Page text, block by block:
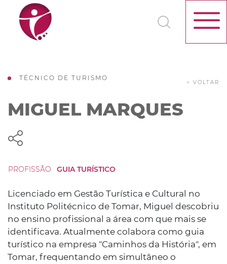
TÉCNICO DE TURISMO
< VOLTAR
MIGUEL MARQUES
PROFISSÃO GUIA TURÍSTICO
Licenciado em Gestão Turística e Cultural no
Instituto Politécnico de Tomar, Miguel descobriu
no ensino profissional a área com que mais se
identificava. Atualmente colabora como guia
turístico na empresa "Caminhos da História", em
Tomar, frequentando em simultâneo o